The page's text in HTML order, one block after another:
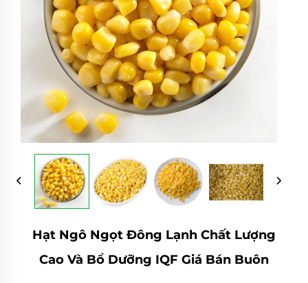
Hạt Ngô Ngọt Đông Lạnh Chất Lượng
Cao Và Bổ Dưỡng IQF Giá Bán Buôn